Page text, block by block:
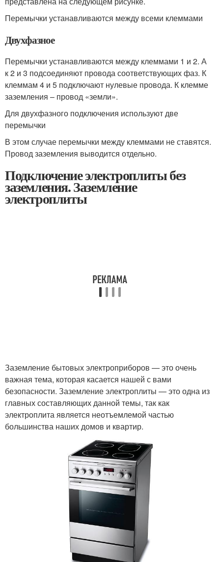
Перемычки устанавливаются между всеми клеммами
Двухфазное
Перемычки устанавливаются между клеммами 1 и 2. А
к 2 и 3 подсоединяют провода соответствующих фаз. К
клеммам 4 и 5 подключают нулевые провода. К клемме
заземления – провод «земли».
Для двухфазного подключения используют две
перемычки
В этом случае перемычки между клеммами не ставятся.
Провод заземления выводится отдельно.
Подключение электроплиты без
заземления. Заземление
электроплиты
Заземление бытовых электроприборов — это очень
важная тема, которая касается нашей с вами
безопасности. Заземление электроплиты — это одна из
главных составляющих данной темы, так как
электроплита является неотъемлемой частью
большинства наших домов и квартир.